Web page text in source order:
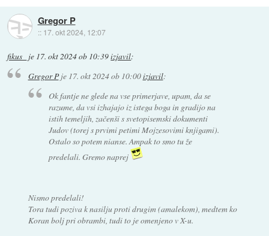
Gregor P
:: 17. okt 2024, 12:07
fikus_ je 17. okt 2024 ob 10:39izjavil:
Gregor Pje 17. okt 2024 ob 10:00izjavil:
Ok fantje ne glede na vse primerjave, upam, da se
razume, da vsi izhajajo iz istega boga in gradijo na
istih temeljih, začenši s svetopisemski dokumenti
Judov (torej s prvimi petimi Mojzesovimi knjigami).
Ostalo so potem nianse. Ampak to smo tu že
predelali. Gremo naprej
Nismo predelali!
Tora tudi poziva k nasilju proti drugim (amalekom), medtem ko
Koran bolj pri obrambi, tudi to je omenjeno v X-u.